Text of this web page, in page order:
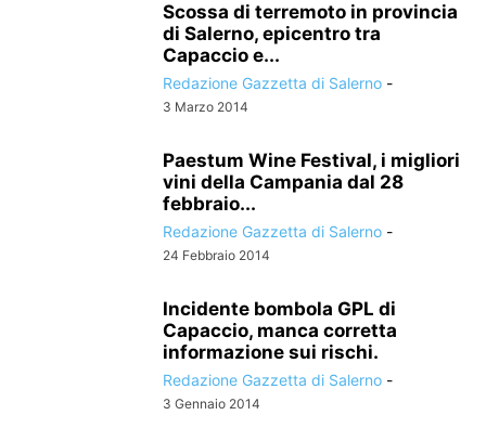
Scossa di terremoto in provincia
di Salerno, epicentro tra
Capaccio e...
Redazione Gazzetta di Salerno -
3 Marzo 2014
Paestum Wine Festival, i migliori
vini della Campania dal 28
febbraio...
Redazione Gazzetta di Salerno -
24 Febbraio 2014
Incidente bombola GPL di
Capaccio, manca corretta
informazione sui rischi.
Redazione Gazzetta di Salerno -
3 Gennaio 2014